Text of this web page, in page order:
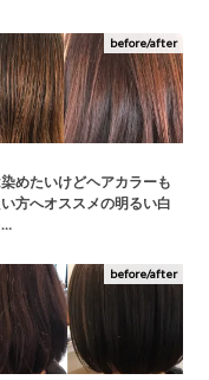
before/after
染めたいけどヘアカラーも
方へオススメの明るい白
…
before/after